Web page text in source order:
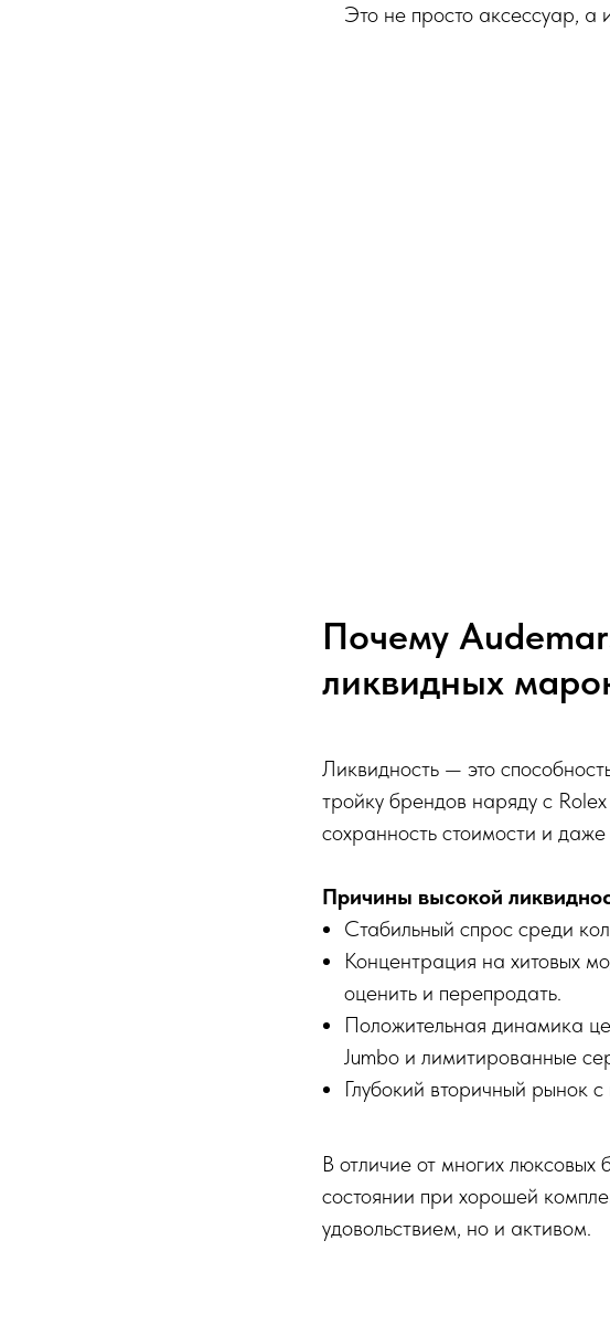
Это не просто аксессуар, а
Почему
ликвидных
Ликвидность — это
тройку брендов наряду с
сохранность стоимости и
Причины высокой
Стабильный спрос среди
Концентрация на хитовых
оценить и перепродать.
Положительная динамика
Jumbo и лимитированные
Глубокий вторичный рынок
В отличие от многих
состоянии при хорошей
удовольствием, но и активом.